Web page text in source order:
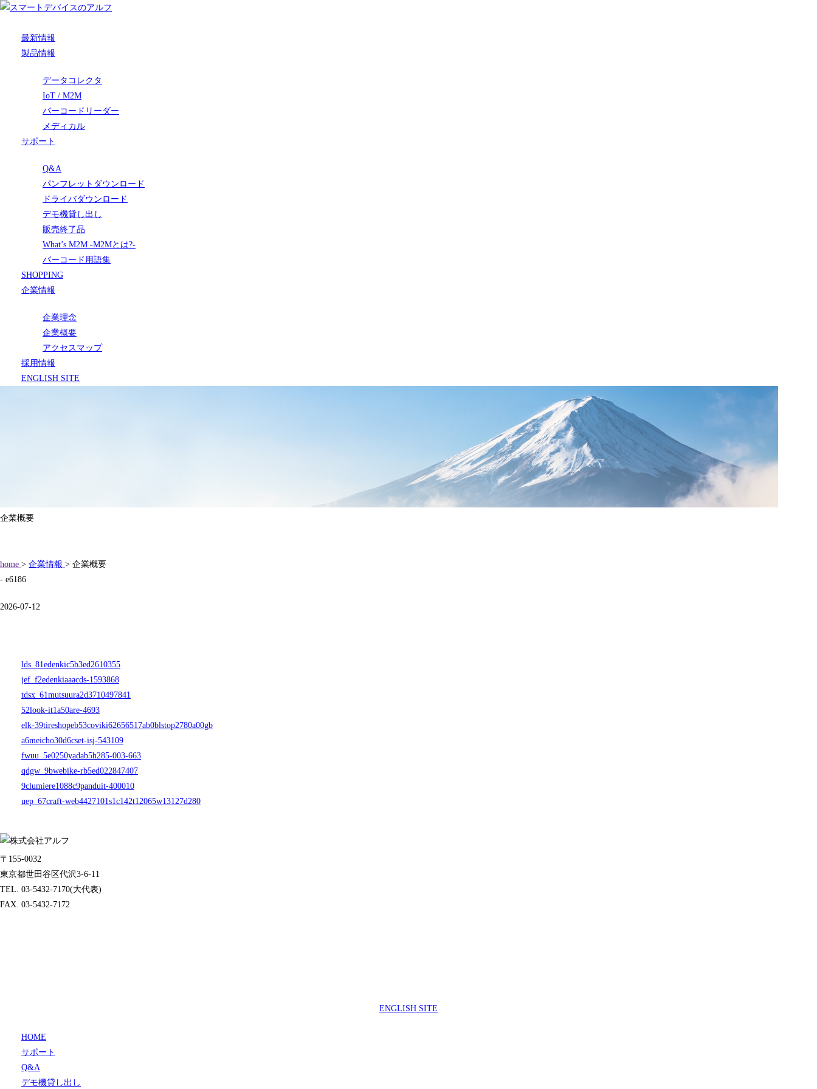
最新情報
製品情報
データコレクタ
IoT / M2M
バーコードリーダー
メディカル
サポート
Q&A
パンフレットダウンロード
ドライバダウンロード
デモ機貸し出し
販売終了品
What’s M2M -M2Mとは?-
バーコード用語集
SHOPPING
企業情報
企業理念
企業概要
アクセスマップ
採用情報
ENGLISH SITE
企業概要
home > 企業情報 > 企業概要
- e6186
2026-07-12
lds_81edenkic5b3ed2610355
jef_f2edenkiaaacds-1593868
tdsx_61mutsuura2d3710497841
52look-it1a50are-4693
elk-39tireshopeb53coviki62656517ab0blstop2780a00gb
a6meicho30d6cset-isj-543109
fwuu_5e0250yadab5h285-003-663
qdgw_9bwebike-rb5ed022847407
9clumiere1088c9panduit-400010
uep_67craft-web4427101s1c142t12065w13127d280
〒155-0032
東京都世田谷区代沢3-6-11
TEL. 03-5432-7170(大代表)
FAX. 03-5432-7172
ENGLISH SITE
HOME
サポート
Q&A
デモ機貸し出し